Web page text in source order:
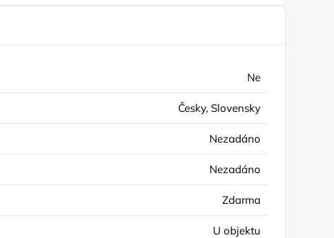
Ne
Česky, Slovensky
Nezadáno
Nezadáno
Zdarma
U objektu